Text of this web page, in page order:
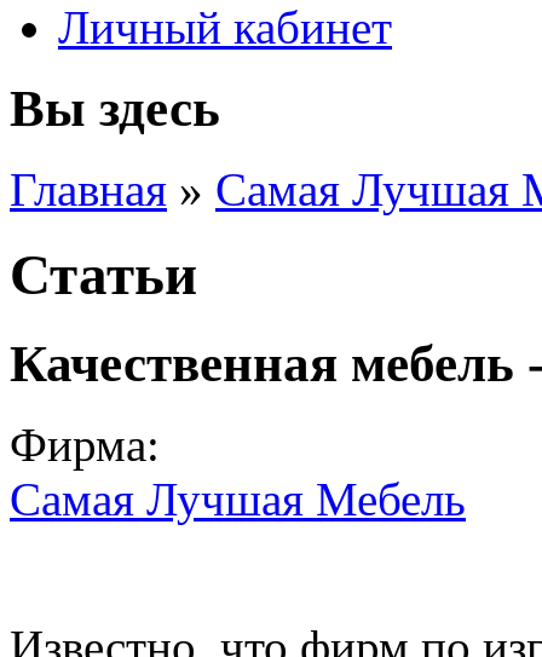
Личный кабинет
Вы здесь
Главная » Самая Лучшая
Статьи
Качественная мебель
Фирма:
Самая Лучшая Мебель
Известно, что фирм по